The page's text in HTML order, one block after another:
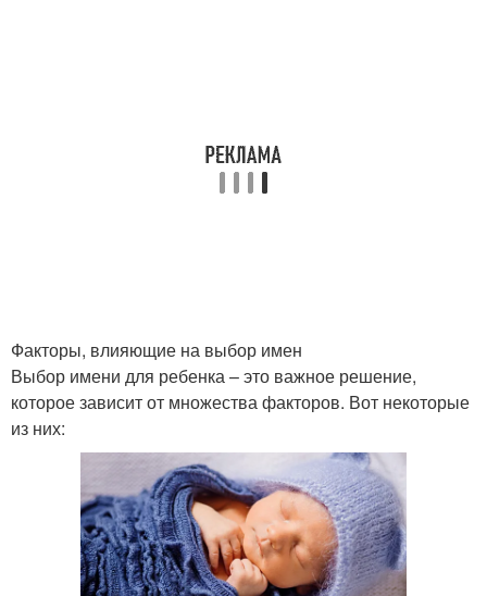
Факторы, влияющие на выбор имен
Выбор имени для ребенка – это важное решение,
которое зависит от множества факторов. Вот некоторые
из них: